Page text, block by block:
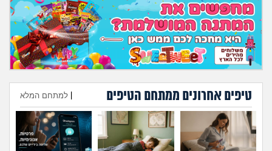
טיפים אחרונים ממתחם הטיפים למתחם המלא
הוספת טיפ